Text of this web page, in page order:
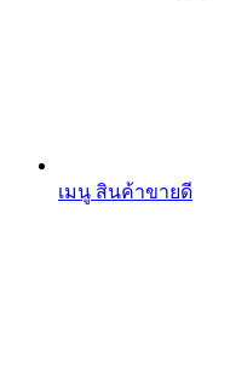
เมนู สินค้าขายดี